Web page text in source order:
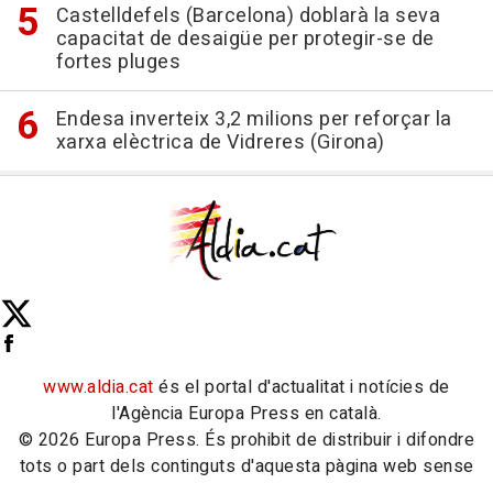
Castelldefels (Barcelona) doblarà la seva
capacitat de desaigüe per protegir-se de
fortes pluges
Endesa inverteix 3,2 milions per reforçar la
xarxa elèctrica de Vidreres (Girona)
www.aldia.cat és el portal d'actualitat i notícies de
l'Agència Europa Press en català.
© 2026 Europa Press. És prohibit de distribuir i difondre
tots o part dels continguts d'aquesta pàgina web sense